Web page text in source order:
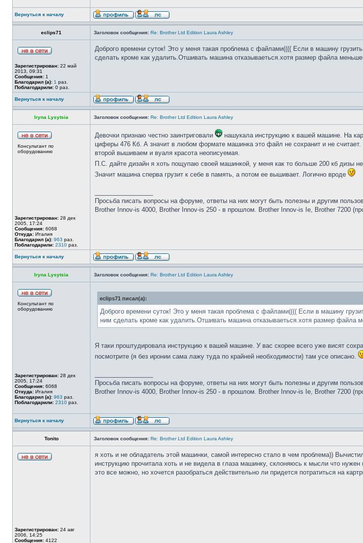
Вернуться к началу
eclips71 Заголовок сообщения: Re: Brother Ltd Edition Laura Ashley
Зарегистрирован: 22 май
2013, 09:31
Сообщения: 1
Благодарил (а): 1 раз.
Поблагодарили: 0 раз.
Доброго времени суток! Это у меня такая проблема с файлами(((( Если в машину
сделать кроме как удалить.Отшивать машина отказываеться.хотя размер файла
Вернуться к началу
Iryna Lysytsia Заголовок сообщения: Re: Brother Ltd Edition Laura Ashley
Консультант по
оборудованию
Зарегистрирован: 28 дек
2005, 17:24
Сообщения: 6068
Откуда: Италия
Благодарил (а): 963 раз.
Поблагодарили: 2310 раз.
Девочки признаю честно заинтриговали
нашукала инструкцию к вашей машине. На
циферы 476 Кб. А значит в любом формате машинка это файл не сохранит и не
второй вышиваем и вуаля красота неописуемая.
П.С. дайте дизайн я хоть пощупаю своей машинкой, у меня как то больше 200 кб дизы
Значит машина сперва грузит к себе в память, а потом ее вышивает. Логично вроде
Просьба писать вопросы на форуме, ответы на них могут быть полезны и другим
Brother Innov-is 4000, Brother Innov-is 250 - в прошлом. Brother Innov-is Ie, Brother 7200
Вернуться к началу
Iryna Lysytsia Заголовок сообщения: Re: Brother Ltd Edition Laura Ashley
Консультант по
оборудованию
Зарегистрирован: 28 дек
2005, 17:24
Сообщения: 6068
Откуда: Италия
Благодарил (а): 963 раз.
Поблагодарили: 2310 раз.
eclips71 писал(а):
Доброго времени суток! Это у меня такая проблема с файлами(((( Если в машину
ним сделать кроме как удалить.Отшивать машина отказываеться.хотя размер файла
Я таки проштудировала инструкцию к вашей машине. У вас скорее всего уже висят
посмотрите (я без иронии сама лажу туда по крайней необходимости) там усе описано.
Просьба писать вопросы на форуме, ответы на них могут быть полезны и другим
Brother Innov-is 4000, Brother Innov-is 250 - в прошлом. Brother Innov-is Ie, Brother 7200
Вернуться к началу
Tonito Заголовок сообщения: Re: Brother Ltd Edition Laura Ashley
Зарегистрирован: 24 авг
2006, 14:25
Сообщения: 4122
я хоть и не обладатель этой машинки, самой интересно стало в чем проблема))
инструкцию прочитала хоть и не видела в глаза машинку, склоняюсь к мысли что
это все можно, но хочется разобраться действительно ли придется потратиться на